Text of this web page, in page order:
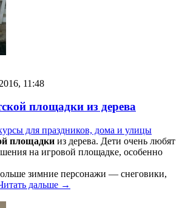
11:48
площадки из дерева
для праздников, дома и улицы
площадки из дерева. Дети очень любят
на игровой площадке, особенно
зимние персонажи — снеговики,
дальше →